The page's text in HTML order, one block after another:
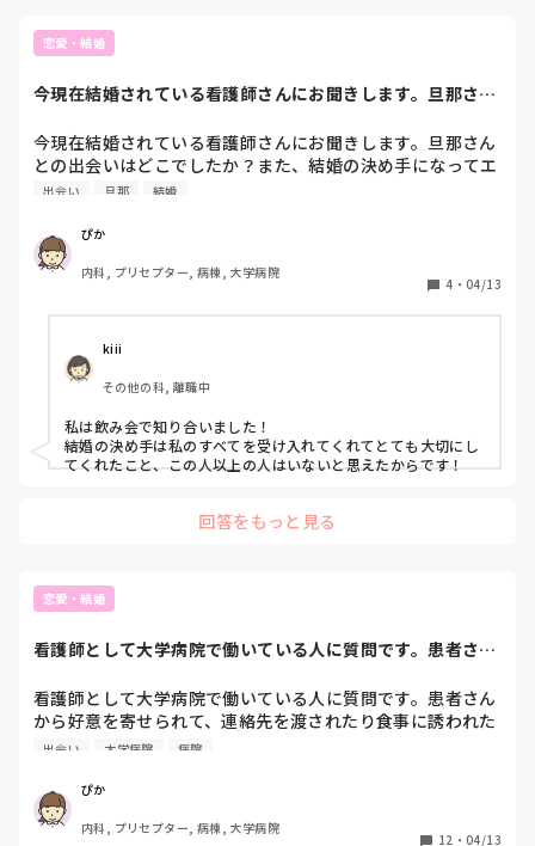
恋愛・結婚
今現在結婚されている看護師さんにお聞きします。旦那さん
今現在結婚されている看護師さんにお聞きします。旦那さん
との出会いはどこでしたか？また、結婚の決め手になってエ
ピソードなどあれば是非教えて頂きたいです！
出会い 旦那 結婚
ぴか
内科, プリセプター, 病棟, 大学病院
4 ・ 04/13
kiii
その他の科, 離職中
私は飲み会で知り合いました！
結婚の決め手は私のすべてを受け入れてくれてとても大切にし
てくれたこと、この人以上の人はいないと思えたからです！
回答をもっと見る
恋愛・結婚
看護師として大学病院で働いている人に質問です。患者さん
看護師として大学病院で働いている人に質問です。患者さん
から好意を寄せられて、連絡先を渡されたり食事に誘われた
場合どうしていますか？今までは断っていたのですが、新た
出会い 大学病院 病院
ぴか
内科, プリセプター, 病棟, 大学病院
12 ・ 04/13